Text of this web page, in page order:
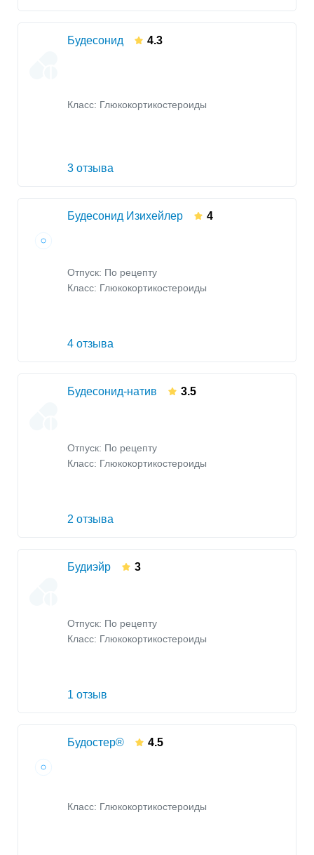
Будесонид 4.3
Класс: Глюкокортикостероиды
3 отзыва
Будесонид Изихейлер 4
Отпуск: По рецепту
Класс: Глюкокортикостероиды
4 отзыва
Будесонид-натив 3.5
Отпуск: По рецепту
Класс: Глюкокортикостероиды
2 отзыва
Будиэйр 3
Отпуск: По рецепту
Класс: Глюкокортикостероиды
1 отзыв
Будостер® 4.5
Класс: Глюкокортикостероиды